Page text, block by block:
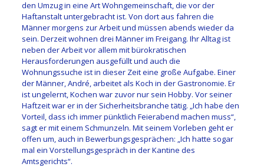
den Umzug in eine Art Wohngemeinschaft, die vor der
Haftanstalt untergebracht ist. Von dort aus fahren die
Männer morgens zur Arbeit und müssen abends wieder da
sein. Derzeit wohnen drei Männer im Freigang. Ihr Alltag ist
neben der Arbeit vor allem mit bürokratischen
Herausforderungen ausgefüllt und auch die
Wohnungssuche ist in dieser Zeit eine große Aufgabe. Einer
der Männer, André, arbeitet als Koch in der Gastronomie. Er
ist ungelernt, Kochen war zuvor nur sein Hobby. Vor seiner
Haftzeit war er in der Sicherheitsbranche tätig. „Ich habe den
Vorteil, dass ich immer pünktlich Feierabend machen muss“,
sagt er mit einem Schmunzeln. Mit seinem Vorleben geht er
offen um, auch in Bewerbungsgesprächen: „Ich hatte sogar
mal ein Vorstellungsgespräch in der Kantine des
Amtsgerichts“.